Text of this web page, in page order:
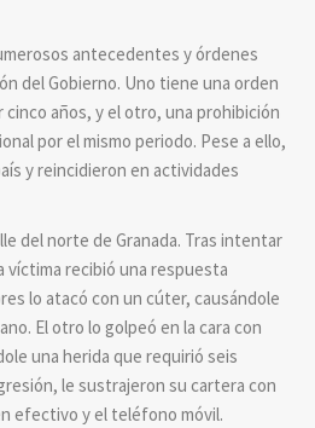
antecedentes y órdenes
del Gobierno. Uno tiene una orden
cinco años, y el otro, una prohibición
por el mismo periodo. Pese a ello,
y reincidieron en actividades
del norte de Granada. Tras intentar
víctima recibió una respuesta
lo atacó con un cúter, causándole
El otro lo golpeó en la cara con
una herida que requirió seis
le sustrajeron su cartera con
efectivo y el teléfono móvil.